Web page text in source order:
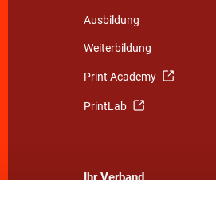
Ausbildung
Weiterbildung
Print Academy
PrintLab
Ihr Verband